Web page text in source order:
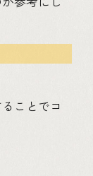
ことでコ